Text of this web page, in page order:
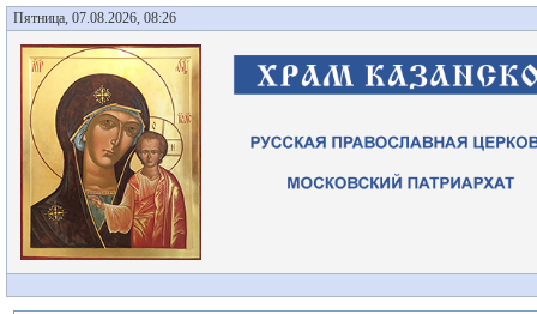
Пятница, 07.08.2026, 08:26